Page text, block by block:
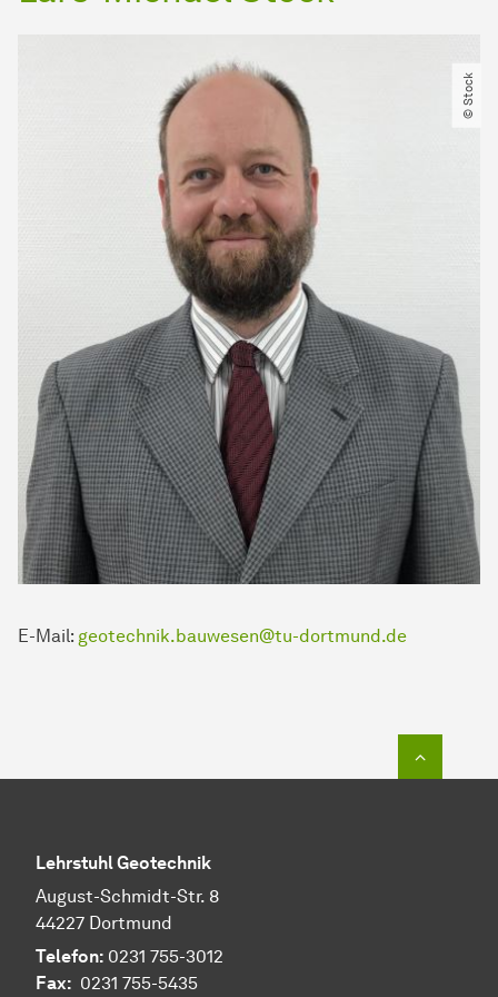
E-Mail: geotechnik.bauwesen@tu-dortmund.de
© Stock
Lehrstuhl Geotechnik
August-Schmidt-Str. 8
44227 Dortmund
Telefon: 0231 755-3012
Fax: 0231 755-5435